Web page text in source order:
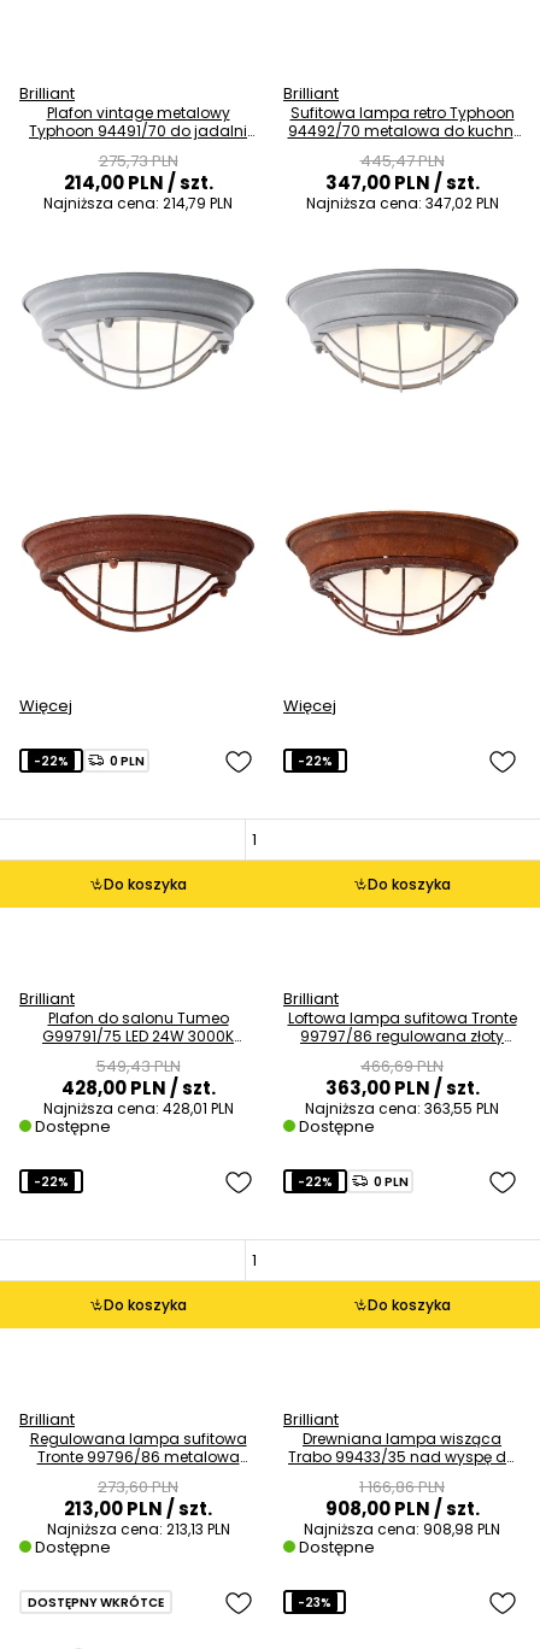
Brilliant
Plafon vintage metalowy
Typhoon 94491/70 do jadalni
275,73 PLN
214,00 PLN/ szt.
Najniższa cena: 214,79 PLN
Więcej
Brilliant
Sufitowa lampa retro Typhoon
94492/70 metalowa do kuchni
445,47 PLN
347,00 PLN/ szt.
Najniższa cena: 347,02 PLN
Więcej
Do koszyka
-22% 0 PLN
Brilliant
Plafon do salonu Tumeo
G99791/75 LED 24W 3000K
549,43 PLN
428,00 PLN/ szt.
Najniższa cena: 428,01 PLN
Dostępne
Do koszyka
-22%
Brilliant
Loftowa lampa sufitowa Tronte
99797/86 regulowana złoty
466,69 PLN
363,00 PLN/ szt.
Najniższa cena: 363,55 PLN
Dostępne
Do koszyka
-22%
Brilliant
Regulowana lampa sufitowa
Tronte 99796/86 metalowa
273,60 PLN
213,00 PLN/ szt.
Najniższa cena: 213,13 PLN
Dostępne
Do koszyka
-22% 0 PLN
Brilliant
Drewniana lampa wisząca
Trabo 99433/35 nad wyspę do
1 166,86 PLN
908,00 PLN/ szt.
Najniższa cena: 908,98 PLN
Dostępne
DOSTĘPNY WKRÓTCE -23%